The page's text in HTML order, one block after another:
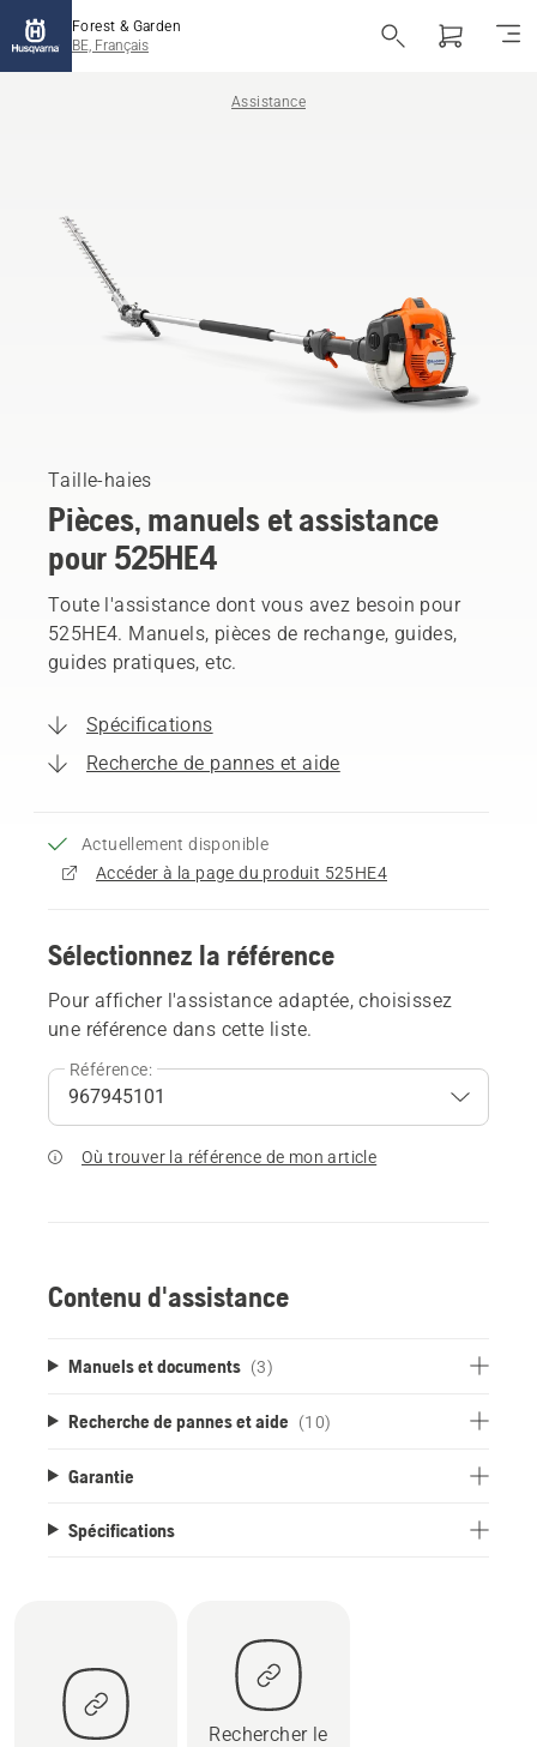
Forest & Garden
BE, Français
Assistance
Taille-haies
Pièces, manuels et assistance
pour 525HE4
Toute l'assistance dont vous avez besoin pour
525HE4. Manuels, pièces de rechange, guides,
guides pratiques, etc.
Spécifications
Recherche de pannes et aide
Actuellement disponible
Accéder à la page du produit 525HE4
Sélectionnez la référence
Pour afficher l'assistance adaptée, choisissez
une référence dans cette liste.
Référence:
Où trouver la référence de mon article
Contenu d'assistance
Manuels et documents (3)
Recherche de pannes et aide (10)
Garantie
Spécifications
Rechercher le